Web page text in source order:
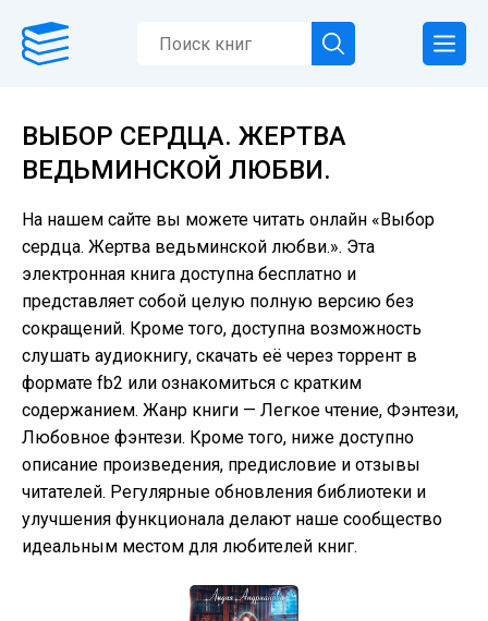
ВЫБОР СЕРДЦА. ЖЕРТВА
ВЕДЬМИНСКОЙ ЛЮБВИ.
На нашем сайте вы можете читать онлайн «Выбор
сердца. Жертва ведьминской любви.». Эта
электронная книга доступна бесплатно и
представляет собой целую полную версию без
сокращений. Кроме того, доступна возможность
слушать аудиокнигу, скачать её через торрент в
формате fb2 или ознакомиться с кратким
содержанием. Жанр книги — Легкое чтение, Фэнтези,
Любовное фэнтези. Кроме того, ниже доступно
описание произведения, предисловие и отзывы
читателей. Регулярные обновления библиотеки и
улучшения функционала делают наше сообщество
идеальным местом для любителей книг.